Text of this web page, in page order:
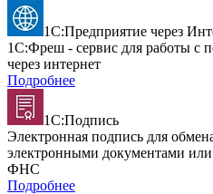
1С:Предприятие через
1С:Фреш - сервис для работы с
через интернет
Подробнее
1С:Подпись
Электронная подпись для
электронными документами
ФНС
Подробнее